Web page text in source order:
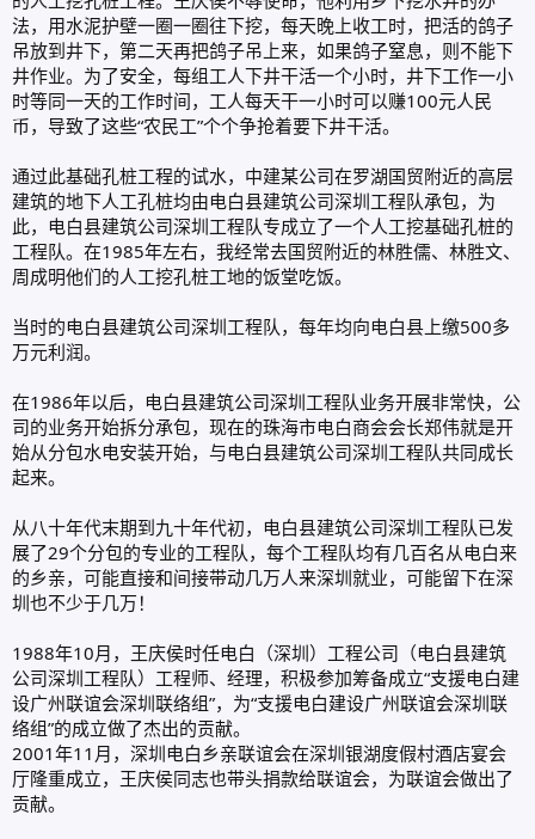
法，用水泥护壁一圈一圈往下挖，每天晚上收工时，把活的鸽子
吊放到井下，第二天再把鸽子吊上来，如果鸽子窒息，则不能下
井作业。为了安全，每组工人下井干活一个小时，井下工作一小
时等同一天的工作时间，工人每天干一小时可以赚100元人民
币，导致了这些“农民工”个个争抢着要下井干活。
通过此基础孔桩工程的试水，中建某公司在罗湖国贸附近的高层
建筑的地下人工孔桩均由电白县建筑公司深圳工程队承包，为
此，电白县建筑公司深圳工程队专成立了一个人工挖基础孔桩的
工程队。在1985年左右，我经常去国贸附近的林胜儒、林胜文、
周成明他们的人工挖孔桩工地的饭堂吃饭。
当时的电白县建筑公司深圳工程队，每年均向电白县上缴500多
万元利润。
在1986年以后，电白县建筑公司深圳工程队业务开展非常快，公
司的业务开始拆分承包，现在的珠海市电白商会会长郑伟就是开
始从分包水电安装开始，与电白县建筑公司深圳工程队共同成长
起来。
从八十年代末期到九十年代初，电白县建筑公司深圳工程队已发
展了29个分包的专业的工程队，每个工程队均有几百名从电白来
的乡亲，可能直接和间接带动几万人来深圳就业，可能留下在深
圳也不少于几万！
1988年10月，王庆侯时任电白（深圳）工程公司（电白县建筑
公司深圳工程队）工程师、经理，积极参加筹备成立“支援电白建
设广州联谊会深圳联络组”，为“支援电白建设广州联谊会深圳联
络组”的成立做了杰出的贡献。
2001年11月，深圳电白乡亲联谊会在深圳银湖度假村酒店宴会
厅隆重成立，王庆侯同志也带头捐款给联谊会，为联谊会做出了
贡献。